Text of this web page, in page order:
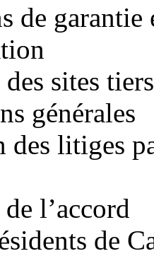
de garantie
sites tiers
générales
des litiges
l’accord
de